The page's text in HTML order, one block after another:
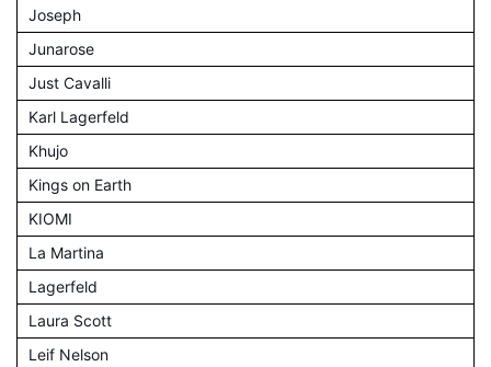
Joseph
Junarose
Just Cavalli
Karl Lagerfeld
Khujo
Kings on Earth
KIOMI
La Martina
Lagerfeld
Laura Scott
Leif Nelson